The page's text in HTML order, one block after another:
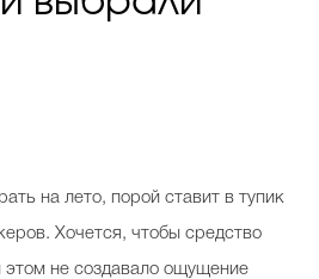
на лето, порой ставит в тупик
Хочется, чтобы средство
не создавало ощущение